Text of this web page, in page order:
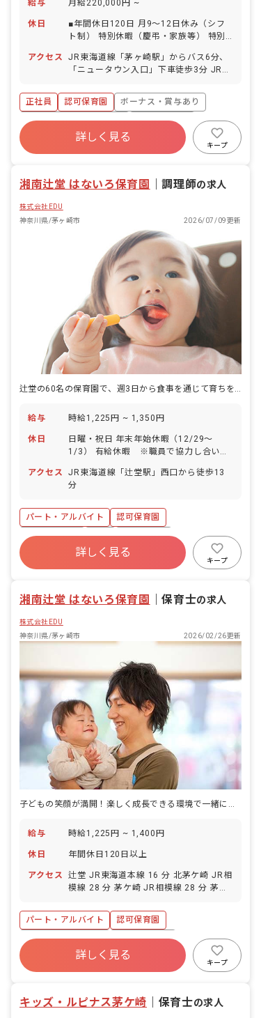
給与 月給220,000円 ~
休日
■年間休日120日 月9～12日休み（シフ
ト制） 特別休暇（慶弔・家族等） 特別
り） 介護休暇・育休・産休（取得実績あ
り） 有給休暇制度（入職6ヶ月後に10日
日！（法人実績） 5日以上の連休取得も
OK！プライベートが充実することで仕事
にもいい影響を及ぼすと考えているた
め、有休取得を奨励しています。 ■産
休・育休の取得者数18名（法人実績）
働き方の相談もしやすく、長く活躍でき
アクセス
JR東海道線「茅ヶ崎駅」からバス6分、
「ニュータウン入口」下車徒歩3分 JR相
モンド湘南保育園は「茅ヶ崎駅」からバ
ス6分、「ニュータウン入口」下車徒歩3
分の場所にある開園8年目の保育園で
す。園の近くには乳児にふさわしい公
園・幼児の運動遊びにふさわしい公園た
ートで飾ってあります。
正社員 認可保育園
ボーナス・賞与あり
寮・住宅・家賃補助あり
社会保険完備
福利厚生充実
退職金制度
詳しく見る
キープ
湘南辻堂 はないろ保育園 ｜調理師の求人
株式会社EDU
神奈川県/茅ヶ崎市
2026/07/09更新
辻堂の60名の保育園で、週3日から食事を通じて育ちを支える。
給与 時給1,225円 ~ 1,350円
休日
日曜・祝日 年末年始休暇（12/29～
1/3） 有給休暇 ※職員で協力し合いな
アクセス
JR東海道線「辻堂駅」西口から徒歩13
分
パート・アルバイト
認可保育園
社会保険完備
有給
残業少なめ
昇給昇進あり
無資格可
アットホーム
詳しく見る
キープ
湘南辻堂 はないろ保育園 ｜保育士の求人
株式会社EDU
神奈川県/茅ヶ崎市
2026/02/26更新
子どもの笑顔が満開！楽しく成長できる環境で一緒に働きませんか？福利厚生も魅力！
給与 時給1,225円 ~ 1,400円
休日 年間休日120日以上
アクセス
辻堂 JR東海道本線 16 分 北茅ケ崎 JR相
模線 28 分 茅ケ崎 JR相模線 28 分 茅ケ
パート・アルバイト
認可保育園
年間休日120日以上
社会保険完備
週2.3日~OK
詳しく見る
キープ
キッズ・ルピナス茅ケ崎 保育士の求人